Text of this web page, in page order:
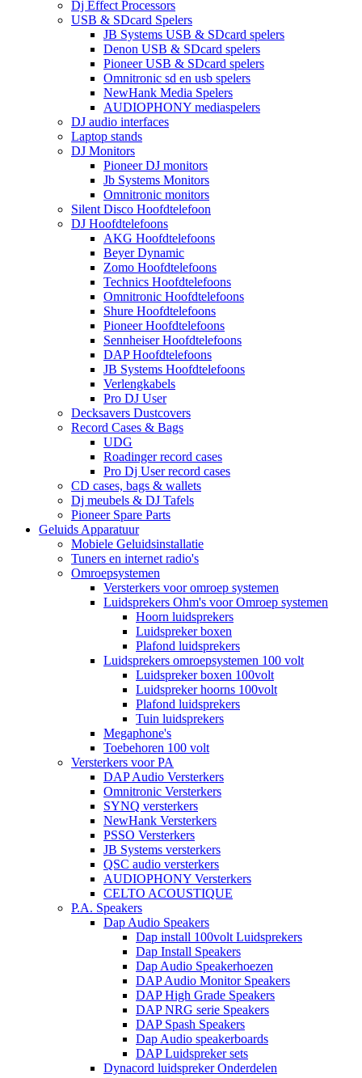
Dj Effect Processors
USB & SDcard Spelers
JB Systems USB & SDcard spelers
Denon USB & SDcard spelers
Pioneer USB & SDcard spelers
Omnitronic sd en usb spelers
NewHank Media Spelers
AUDIOPHONY mediaspelers
DJ audio interfaces
Laptop stands
DJ Monitors
Pioneer DJ monitors
Jb Systems Monitors
Omnitronic monitors
Silent Disco Hoofdtelefoon
DJ Hoofdtelefoons
AKG Hoofdtelefoons
Beyer Dynamic
Zomo Hoofdtelefoons
Technics Hoofdtelefoons
Omnitronic Hoofdtelefoons
Shure Hoofdtelefoons
Pioneer Hoofdtelefoons
Sennheiser Hoofdtelefoons
DAP Hoofdtelefoons
JB Systems Hoofdtelefoons
Verlengkabels
Pro DJ User
Decksavers Dustcovers
Record Cases & Bags
UDG
Roadinger record cases
Pro Dj User record cases
CD cases, bags & wallets
Dj meubels & DJ Tafels
Pioneer Spare Parts
Geluids Apparatuur
Mobiele Geluidsinstallatie
Tuners en internet radio's
Omroepsystemen
Versterkers voor omroep systemen
Luidsprekers Ohm's voor Omroep systemen
Hoorn luidsprekers
Luidspreker boxen
Plafond luidsprekers
Luidsprekers omroepsystemen 100 volt
Luidspreker boxen 100volt
Luidspreker hoorns 100volt
Plafond luidsprekers
Tuin luidsprekers
Megaphone's
Toebehoren 100 volt
Versterkers voor PA
DAP Audio Versterkers
Omnitronic Versterkers
SYNQ versterkers
NewHank Versterkers
PSSO Versterkers
JB Systems versterkers
QSC audio versterkers
AUDIOPHONY Versterkers
CELTO ACOUSTIQUE
P.A. Speakers
Dap Audio Speakers
Dap install 100volt Luidsprekers
Dap Install Speakers
Dap Audio Speakerhoezen
DAP Audio Monitor Speakers
DAP High Grade Speakers
DAP NRG serie Speakers
DAP Spash Speakers
Dap Audio speakerboards
DAP Luidspreker sets
Dynacord luidspreker Onderdelen